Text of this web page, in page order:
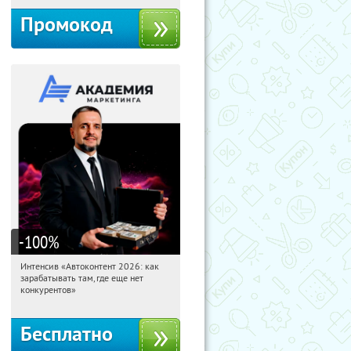
Промокод
-100%
05:54:11 Получили:
Россия
Интенсив «Автоконтент 2026: как
зарабатывать там, где еще нет
конкурентов»
Бесплатно